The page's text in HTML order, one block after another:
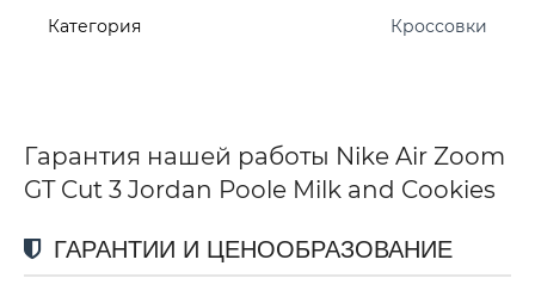
Категория Кроссовки
Гарантия нашей работы Nike Air Zoom
GT Cut 3 Jordan Poole Milk and Cookies
ГАРАНТИИ И ЦЕНООБРАЗОВАНИЕ